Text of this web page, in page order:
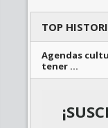
TOP
Agendas
tener …